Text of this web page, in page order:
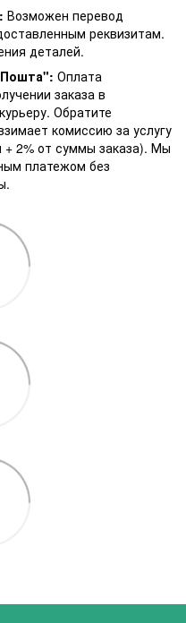
Возможен перевод
реквизитам.
деталей.
Оплата
заказа в
Обратите
комиссию за услугу
+ 2% от суммы заказа). Мы
платежом без